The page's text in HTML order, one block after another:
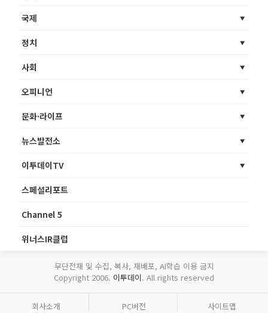
국제
정치
사회
오피니언
문화·라이프
뉴스발전소
이투데이TV
스페셜리포트
Channel 5
위너스IR클럽
무단전재 및 수집, 복사, 재배포, AI학습 이용 금지
Copyright 2006. 이투데이. All rights reserved
회사소개 PC버전 사이트맵